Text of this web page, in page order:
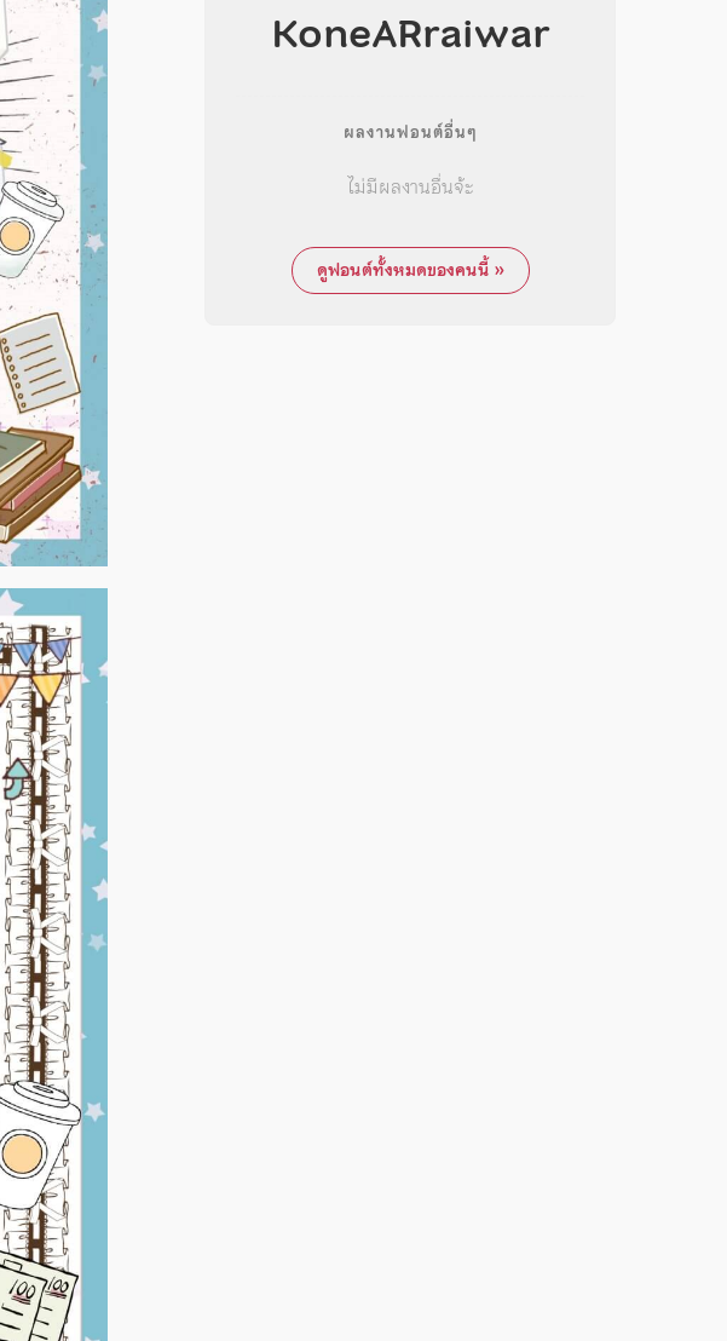
KoneARraiwar
ผลงานฟอนต์อื่นๆ
ไม่มีผลงานอื่นจ้ะ
ดูฟอนต์ทั้งหมดของคนนี้ »